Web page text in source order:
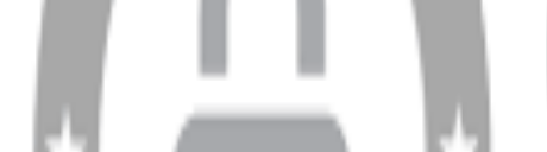
info@dukkanhifi.com0850 441 40 44